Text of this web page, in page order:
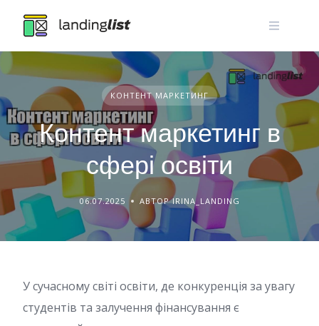
content
КОНТЕНТ МАРКЕТИНГ
Контент маркетинг в
сфері освіти
06.07.2025 АВТОР IRINA_LANDING
У сучасному світі освіти, де конкуренція за увагу
студентів та залучення фінансування є